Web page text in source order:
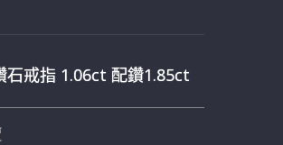
石戒指 1.06ct 配鑽1.85ct